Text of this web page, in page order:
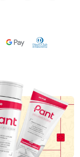
Google PayDiners Club